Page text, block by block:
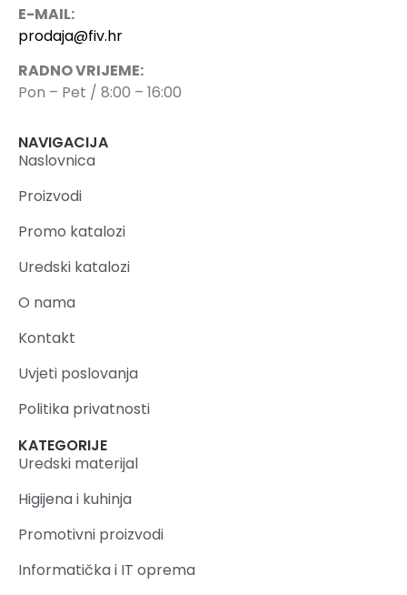
E-MAIL:
prodaja@fiv.hr
RADNO VRIJEME:
Pon – Pet / 8:00 – 16:00
NAVIGACIJA
Naslovnica
Proizvodi
Promo katalozi
Uredski katalozi
O nama
Kontakt
Uvjeti poslovanja
Politika privatnosti
KATEGORIJE
Uredski materijal
Higijena i kuhinja
Promotivni proizvodi
Informatička i IT oprema